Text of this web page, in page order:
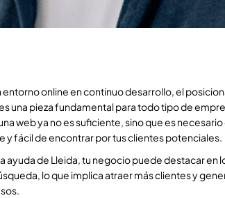
entorno online en continuo desarrollo, el
una pieza fundamental para todo tipo de
web ya no es suficiente, sino que es
y fácil de encontrar por tus clientes potenciales.
ayuda de Lleida, tu negocio puede destacar en
lo que implica atraer más clientes y